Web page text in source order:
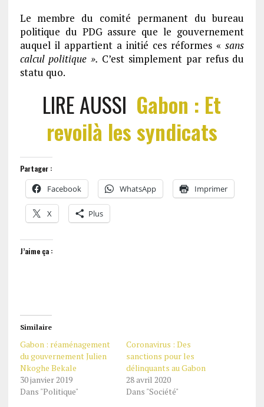
Le membre du comité permanent du bureau
politique du PDG assure que le gouvernement
auquel il appartient a initié ces réformes «sans
calcul politique ». C’est simplement par refus du
statu quo.
LIRE AUSSI Gabon : Et
revoilà les syndicats
Partager :
Facebook WhatsApp Imprimer
X Plus
J’aime ça :
Similaire
Gabon : réaménagement
du gouvernement Julien
Nkoghe Bekale
30 janvier 2019
Dans "Politique"
Coronavirus : Des
sanctions pour les
délinquants au Gabon
28 avril 2020
Dans "Société"